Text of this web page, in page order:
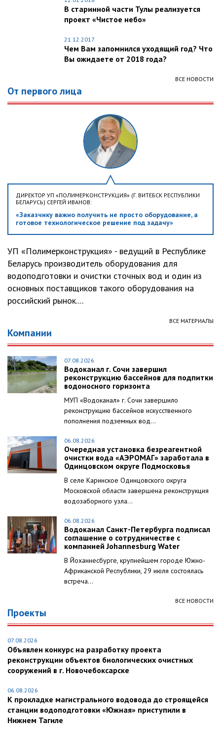
В старинной части Тулы реализуется
проект «Чистое небо»
21.12.2017
Чем Вам запомнился уходящий год? Что
Вы ожидаете от 2018 года?
ВСЕ НОВОСТИ
От первого лица
ДИРЕКТОР УП «ПОЛИМЕРКОНСТРУКЦИЯ» (Г. ВИТЕБСК РЕСПУБЛИКИ
БЕЛАРУСЬ) СЕРГЕЙ ИВАНОВ:
«Заказчику важно получить не просто оборудование, а
готовое технологическое решение под задачу»
УП «Полимерконструкция» - ведущий в Республике
Беларусь производитель оборудования для
водоподготовки и очистки сточных вод и один из
основных поставщиков такого оборудования на
российский рынок....
ВСЕ МАТЕРИАЛЫ
Компании
07.08.2026
Водоканал г. Сочи завершил
реконструкцию бассейнов для подпитки
водоносного горизонта
МУП «Водоканал» г. Сочи завершило
реконструкцию бассейнов искусственного
пополнения подземных вод...
06.08.2026
Очередная установка безреагентной
очистки вода «АЭРОМАГ» заработала в
Одинцовском округе Подмосковья
В селе Каринское Одинцовского округа
Московской области завершена реконструкция
водозаборного узла...
06.08.2026
Водоканал Санкт-Петербурга подписал
соглашение о сотрудничестве с
компанией Johannesburg Water
В Йоханнесбурге, крупнейшем городе Южно-
Африканской Республики, 29 июля состоялась
встреча...
ВСЕ НОВОСТИ
Проекты
07.08.2026
Объявлен конкурс на разработку проекта
реконструкции объектов биологических очистных
сооружений в г. Новочебоксарске
06.08.2026
К прокладке магистрального водовода до строящейся
станции водоподготовки «Южная» приступили в
Нижнем Тагиле